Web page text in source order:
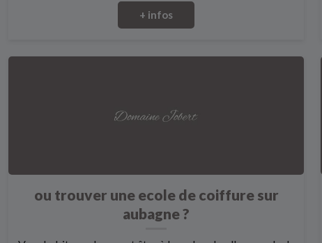
+ infos
ou trouver une ecole de coiffure sur
aubagne ?